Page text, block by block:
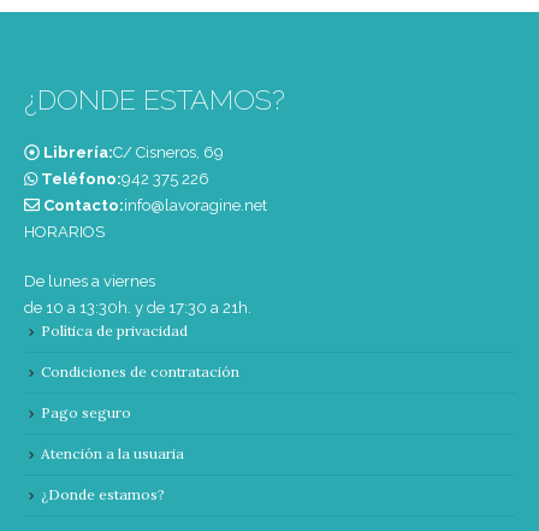
¿DONDE ESTAMOS?
Librería:C/ Cisneros, 69
Teléfono:‭942 375 226‬
Contacto:info@lavoragine.net
HORARIOS
De lunes a viernes
de 10 a 13:30h. y de 17:30 a 21h.
Política de privacidad
Condiciones de contratación
Pago seguro
Atención a la usuaria
¿Donde estamos?